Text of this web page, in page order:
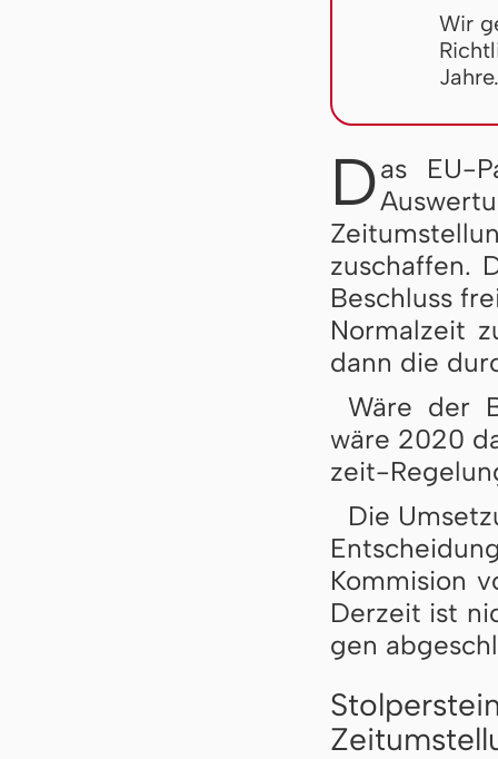
Wir
Jahre.
Das EU-
zu­schaf­fen.
Be­schluss
Nor­mal­zeit
dann die
Wäre der
wä­re 2020
zeit-
Die
Kom­mi­si­on
Der­zeit ist
gen